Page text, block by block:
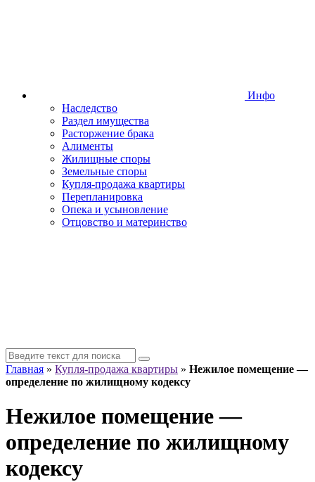
Инфо
Наследство
Раздел имущества
Расторжение брака
Алименты
Жилищные споры
Земельные споры
Купля-продажа квартиры
Перепланировка
Опека и усыновление
Отцовство и материнство
Главная » Купля-продажа квартиры » Нежилое помещение —
определение по жилищному кодексу
Нежилое помещение —
определение по жилищному
кодексу